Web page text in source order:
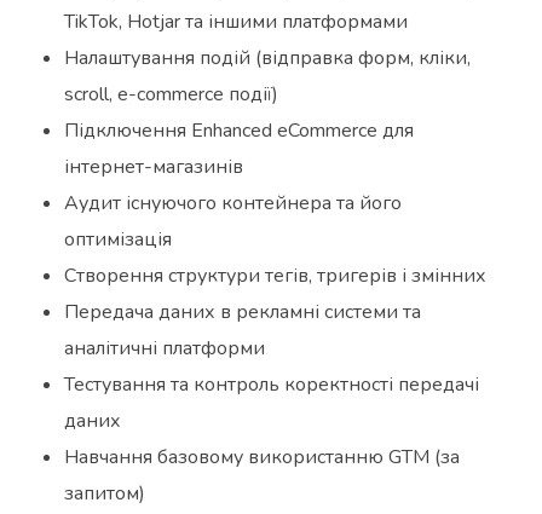
TikTok, Hotjar та іншими платформами
Налаштування подій (відправка форм, кліки,
scroll, e-commerce події)
Підключення Enhanced eCommerce для
інтернет-магазинів
Аудит існуючого контейнера та його
оптимізація
Створення структури тегів, тригерів і змінних
Передача даних в рекламні системи та
аналітичні платформи
Тестування та контроль коректності передачі
даних
Навчання базовому використанню GTM (за
запитом)